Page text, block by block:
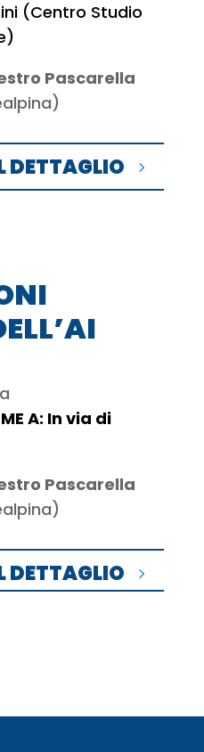
(Centro Studio
Pascarella
DETTAGLIO
A: In via di
Pascarella
DETTAGLIO